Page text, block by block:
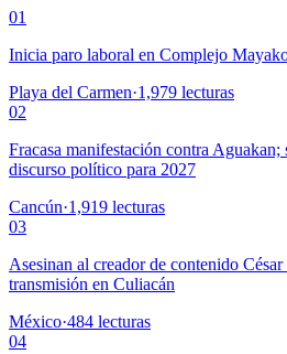
01
Inicia paro laboral en Complejo
Playa del Carmen·1,979 lecturas
02
Fracasa manifestación contra Aguakan;
discurso político para 2027
Cancún·1,919 lecturas
03
Asesinan al creador de contenido
transmisión en Culiacán
México·484 lecturas
04